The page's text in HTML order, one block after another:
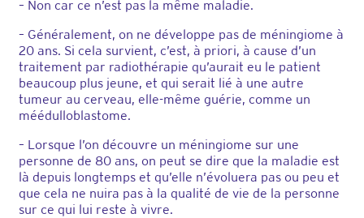
– Non car ce n’est pas la même maladie.
– Généralement, on ne développe pas de méningiome à
20 ans. Si cela survient, c’est, à priori, à cause d’un
traitement par radiothérapie qu’aurait eu le patient
beaucoup plus jeune, et qui serait lié à une autre
tumeur au cerveau, elle-même guérie, comme un
méédulloblastome.
– Lorsque l’on découvre un méningiome sur une
personne de 80 ans, on peut se dire que la maladie est
là depuis longtemps et qu’elle n’évoluera pas ou peu et
que cela ne nuira pas à la qualité de vie de la personne
sur ce qui lui reste à vivre.